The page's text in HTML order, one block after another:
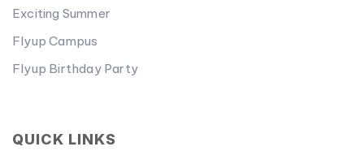
Exciting Summer
Flyup Campus
Flyup Birthday Party
QUICK LINKS